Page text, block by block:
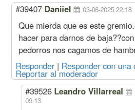
Octubre
(4%
s/sep)
Oficial
Especializado
Hora 4104
Oficial 3497
Medio Oficial
3224
2960
Acuerdo Agosto 2024
Septiembre
s/ago)
Oficial
Especializado
Hora 3946
3362
#39407 Daniiel 03-06-2025 22:18
Que mierda que es este
hacer para darnos de
pedorros nos cagamos de
Responder | Responder con una
Reportar al moderador
#39526 Leandro Villarreal
09:13